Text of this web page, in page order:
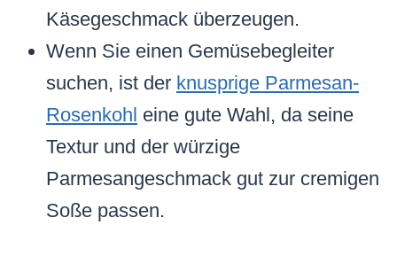
Käsegeschmack überzeugen.
Wenn Sie einen Gemüsebegleiter
suchen, ist der knusprige Parmesan-
Rosenkohl eine gute Wahl, da seine
Textur und der würzige
Parmesangeschmack gut zur cremigen
Soße passen.